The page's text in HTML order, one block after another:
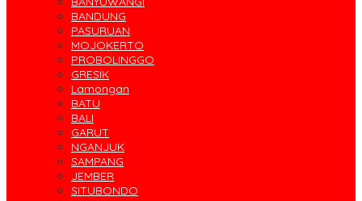
BANDUNG
PASURUAN
MOJOKERTO
PROBOLINGGO
GRESIK
Lamongan
BATU
BALI
GARUT
NGANJUK
SAMPANG
JEMBER
SITUBONDO